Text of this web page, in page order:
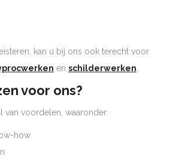
kan u bij ons ook terecht voor
en schilderwerken.
voor ons?
van voordelen, waaronder:
how